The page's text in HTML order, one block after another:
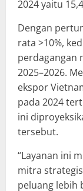
2024 yaitu
Dengan
rata >10%,
perdagangan
2025–2026.
ekspor
pada 2024
ini
tersebut.
“Layanan ini
mitra
peluang lebih